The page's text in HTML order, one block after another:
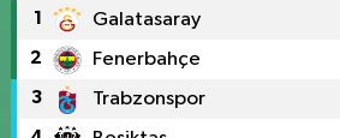
1 Galatasaray
2 Fenerbahçe
3 Trabzonspor